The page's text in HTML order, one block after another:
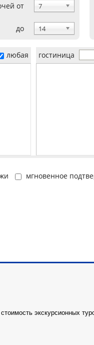
от 7
до 14
любая
гостиница
мгновенное
экскурсионных